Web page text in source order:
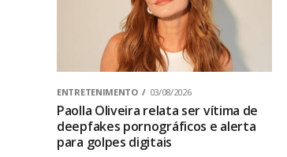
ENTRETENIMENTO 03/08/2026
Paolla Oliveira relata ser vítima de
deepfakes pornográficos e alerta
para golpes digitais